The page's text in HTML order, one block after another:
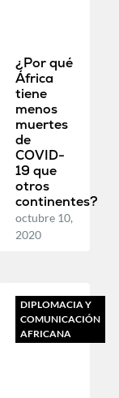
¿Por qué
África
tiene
menos
muertes
de
COVID-
19 que
otros
continentes?
octubre 10,
2020
DIPLOMACIA Y
COMUNICACIÓN
AFRICANA